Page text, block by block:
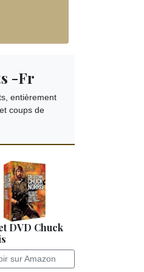
-Fr
entièrement
coups de
DVD Chuck
sur Amazon